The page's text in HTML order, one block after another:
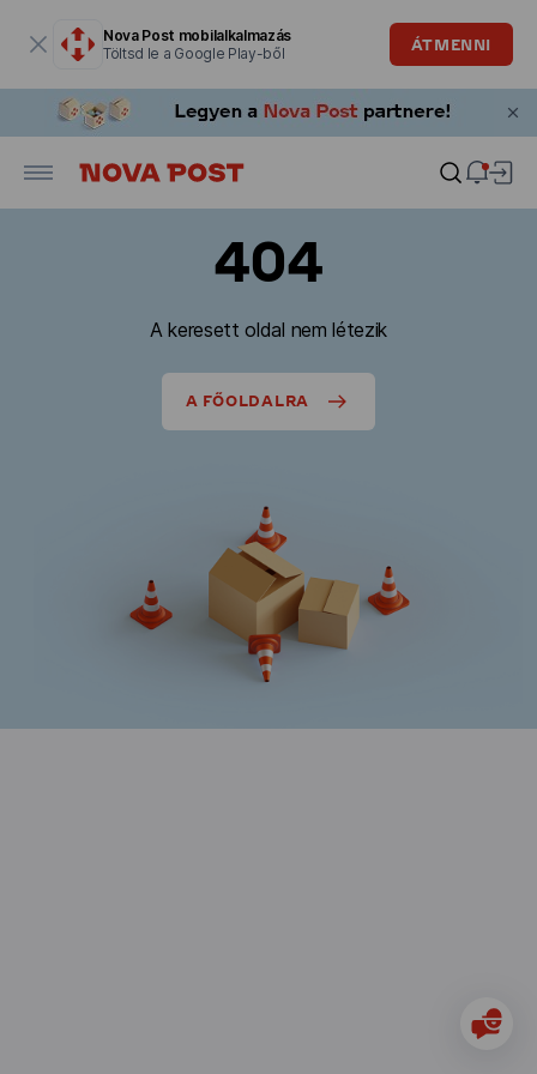
Nova Post mobilalkalmazás
Töltsd le a Google Play-ből
ÁTMENNI
404
A keresett oldal nem létezik
A FŐOLDALRA